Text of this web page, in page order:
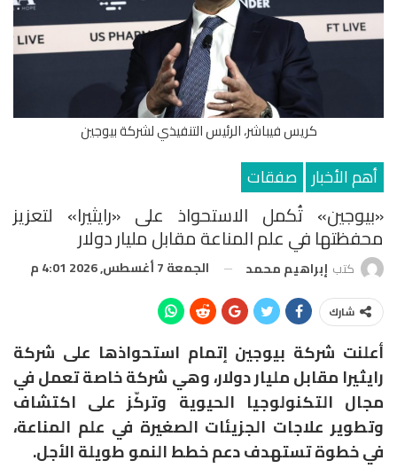
كريس فيباشر، الرئيس التنفيذي لشركة بيوجين
أهم الأخبار صفقات
«بيوجين» تُكمل الاستحواذ على «رايثيرا» لتعزيز
محفظتها في علم المناعة مقابل مليار دولار
كتب إبراهيم محمد الجمعة 7 أغسطس, 2026 4:01 م
شارك
أعلنت شركة بيوجين إتمام استحواذها على شركة
رايثيرا مقابل مليار دولار، وهي شركة خاصة تعمل في
مجال التكنولوجيا الحيوية وتركّز على اكتشاف
وتطوير علاجات الجزيئات الصغيرة في علم المناعة،
في خطوة تستهدف دعم خطط النمو طويلة الأجل.